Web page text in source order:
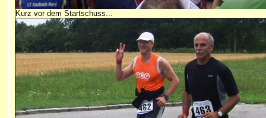
Kurz vor dem Startschuss...